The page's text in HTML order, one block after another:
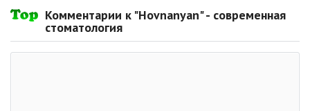
Комментарии к "Hovnanyan" - современная
стоматология